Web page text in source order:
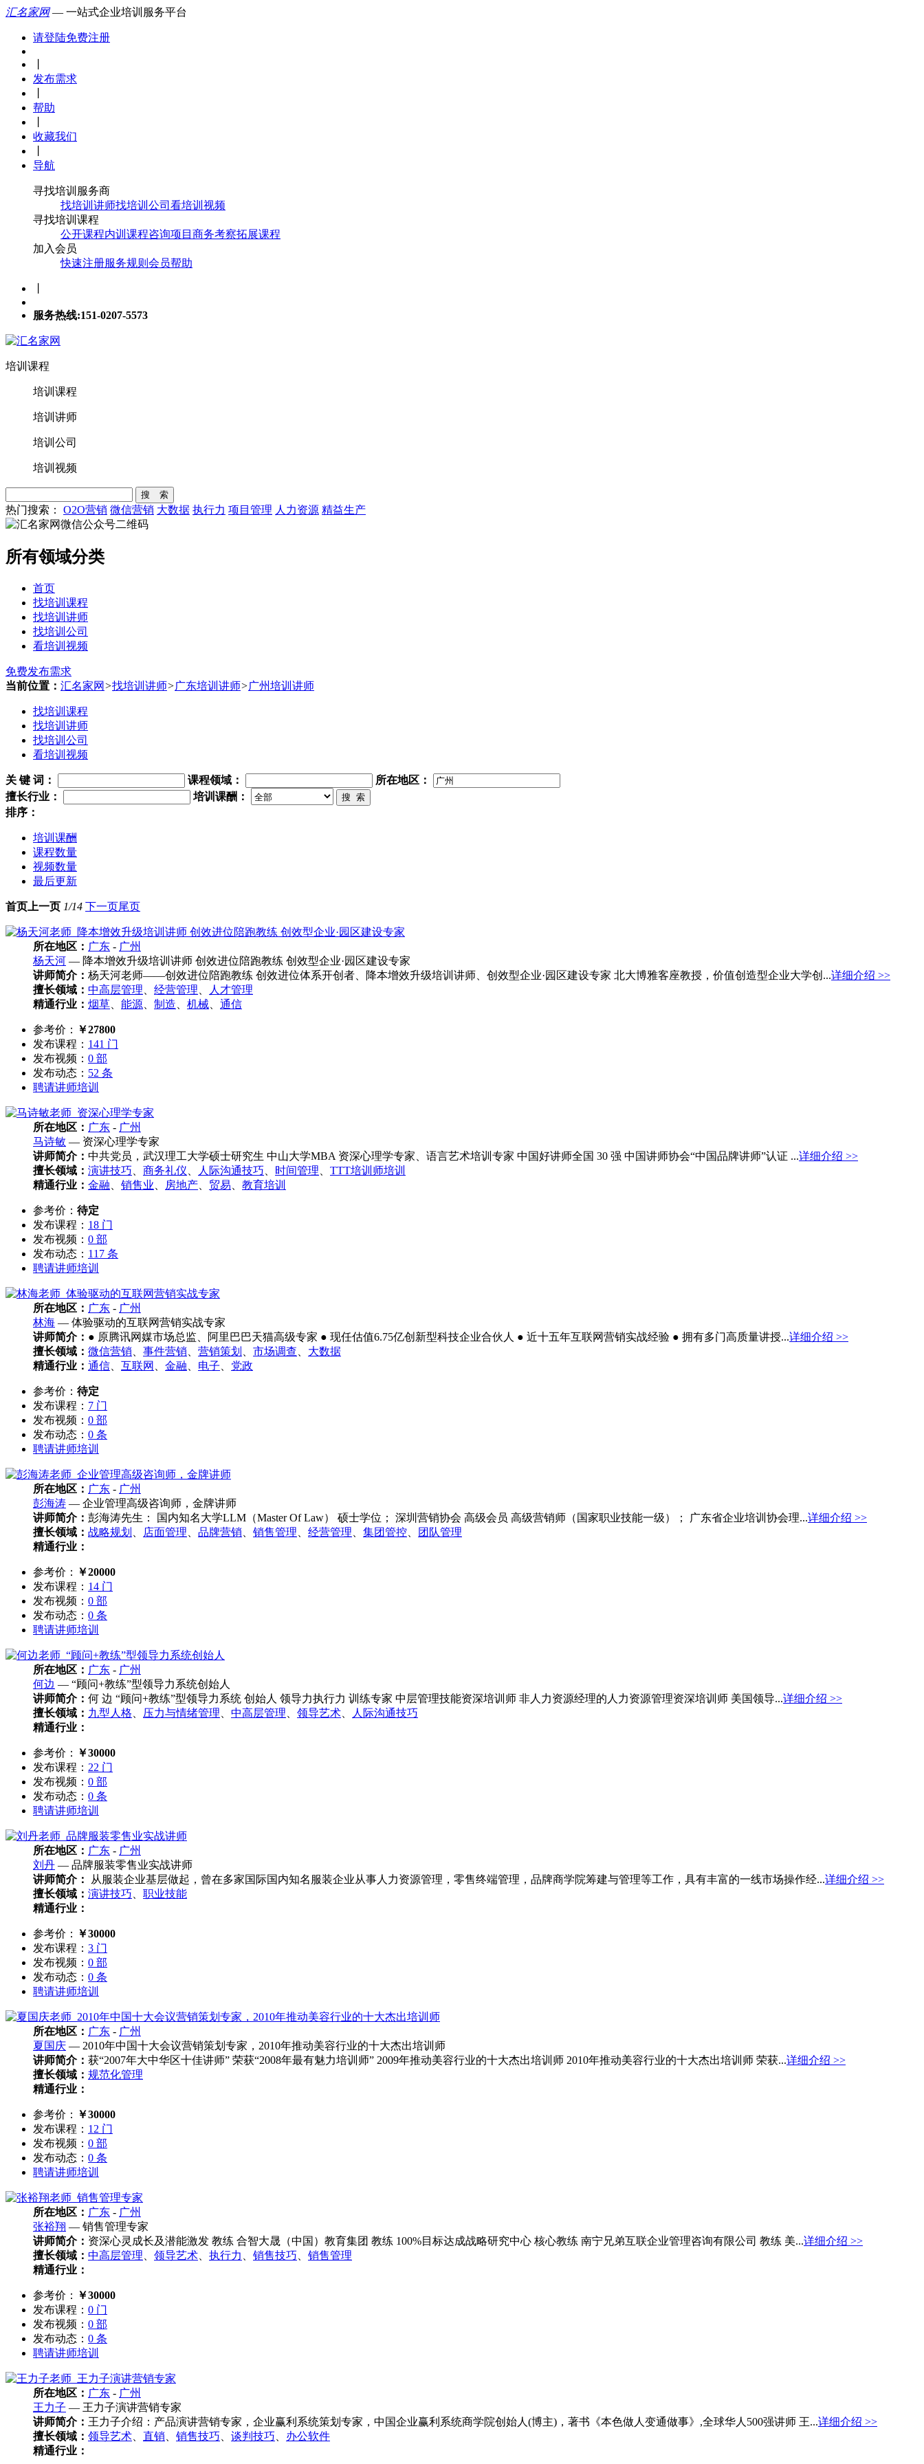
汇名家网— 一站式企业培训服务平台
请登陆免费注册
发布需求
帮助
收藏我们
导航
寻找培训服务商
找培训讲师找培训公司 看培训视频
寻找培训课程
公开课程内训课程咨询项目 商务考察拓展课程
加入会员
快速注册服务规则 会员帮助
服务热线:151-0207-5573
培训课程
培训课程
培训讲师
培训公司
培训视频
搜 索
热门搜索： O2O营销 微信营销 大数据 执行力 项目管理 人力资源 精益生产
所有领域分类
首页
找培训课程
找培训讲师
找培训公司
看培训视频
免费发布需求
当前位置： 汇名家网 >找培训讲师>广东培训讲师>广州培训讲师
找培训课程
找培训讲师
找培训公司
看培训视频
关 键 词 ： 课程领域：
所在地区：
擅长行业：
培训课酬： 搜 索
排序：
培训课酬
课程数量
视频数量
最后更新
首页 上一页 1/14 下一页尾页
所在地区： 广东 - 广州
杨天河 — 降本增效升级培训讲师 创效进位陪跑教练 创效型企业·园区建设专家
讲师简介： 杨天河老师——创效进位陪跑教练 创效进位体系开创者、降本增效升级培训讲师、创效型企业·园区建设专家 北大博雅客座教授，价值创造型企业大学创...详细介绍 >>
擅长领域： 中高层管理 经营管理
人才管理
精通行业： 烟草 能源 制造 机械 通信
参考价： ￥27800
发布课程： 141 门
发布视频： 0 部
发布动态： 52 条
聘请讲师培训
所在地区： 广东 - 广州
马诗敏 — 资深心理学专家
讲师简介： 中共党员，武汉理工大学硕士研究生 中山大学MBA 资深心理学专家、语言艺术培训专家 中国好讲师全国 30 强 中国讲师协会“中国品牌讲师”认证 ...详细介绍 >>
擅长领域： 演讲技巧 商务礼仪 人际沟通技巧 时间管理
TTT培训师培训
精通行业： 金融 销售业 房地产 贸易 教育培训
参考价： 待定
发布课程： 18 门
发布视频： 0 部
发布动态： 117 条
聘请讲师培训
所在地区： 广东 - 广州
林海 — 体验驱动的互联网营销实战专家
讲师简介： ● 原腾讯网媒市场总监、阿里巴巴天猫高级专家 ● 现任估值6.75亿创新型科技企业合伙人 ● 近十五年互联网营销实战经验 ● 拥有多门高质量讲授...详细介绍 >>
擅长领域： 微信营销 事件营销 营销策划 市场调查
大数据
精通行业： 通信 互联网 金融 电子 党政
参考价： 待定
发布课程： 7 门
发布视频： 0 部
发布动态： 0 条
聘请讲师培训
所在地区： 广东 - 广州
彭海涛 — 企业管理高级咨询师，金牌讲师
讲师简介： 彭海涛先生： 国内知名大学LLM（Master Of Law） 硕士学位； 深圳营销协会 高级会员 高级营销师（国家职业技能一级）； 广东省企业培训协会理...详细介绍 >>
擅长领域： 战略规划 店面管理 品牌营销 销售管理 经营管理 集团管控
团队管理
精通行业：
参考价： ￥20000
发布课程： 14 门
发布视频： 0 部
发布动态： 0 条
聘请讲师培训
所在地区： 广东 - 广州
何边 — “顾问+教练”型领导力系统创始人
讲师简介： 何 边 “顾问+教练”型领导力系统 创始人 领导力执行力 训练专家 中层管理技能资深培训师 非人力资源经理的人力资源管理资深培训师 美国领导...详细介绍 >>
擅长领域： 九型人格 压力与情绪管理 中高层管理 领导艺术
人际沟通技巧
精通行业：
参考价： ￥30000
发布课程： 22 门
发布视频： 0 部
发布动态： 0 条
聘请讲师培训
所在地区： 广东 - 广州
刘丹 — 品牌服装零售业实战讲师
讲师简介：
从服装企业基层做起，曾在多家国际国内知名服装企业从事人力资源管理，零售终端管理，品牌商学院筹建与管理等工作，具有丰富的一线市场操作经...详细介绍 >>
擅长领域： 演讲技巧
职业技能
精通行业：
参考价： ￥30000
发布课程： 3 门
发布视频： 0 部
发布动态： 0 条
聘请讲师培训
所在地区： 广东 - 广州
夏国庆 — 2010年中国十大会议营销策划专家，2010年推动美容行业的十大杰出培训师
讲师简介： 获“2007年大中华区十佳讲师” 荣获“2008年最有魅力培训师” 2009年推动美容行业的十大杰出培训师 2010年推动美容行业的十大杰出培训师 荣获...详细介绍 >>
擅长领域： 规范化管理
精通行业：
参考价： ￥30000
发布课程： 12 门
发布视频： 0 部
发布动态： 0 条
聘请讲师培训
所在地区： 广东 - 广州
张裕翔 — 销售管理专家
讲师简介： 资深心灵成长及潜能激发 教练 合智大晟（中国）教育集团 教练 100%目标达成战略研究中心 核心教练 南宁兄弟互联企业管理咨询有限公司 教练 美...详细介绍 >>
擅长领域： 中高层管理 领导艺术 执行力 销售技巧
销售管理
精通行业：
参考价： ￥30000
发布课程： 0 门
发布视频： 0 部
发布动态： 0 条
聘请讲师培训
所在地区： 广东 - 广州
王力子 — 王力子演讲营销专家
讲师简介： 王力子介绍：产品演讲营销专家，企业赢利系统策划专家，中国企业赢利系统商学院创始人(博主)，著书《本色做人变通做事》,全球华人500强讲师 王...详细介绍 >>
擅长领域： 领导艺术 直销 销售技巧 谈判技巧
办公软件
精通行业：